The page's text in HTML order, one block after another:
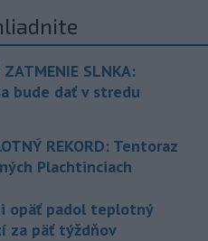
ZATMENIE SLNKA:
bude dať v stredu
REKORD: Tentoraz
Plachtinciach
opäť padol teplotný
za päť týždňov